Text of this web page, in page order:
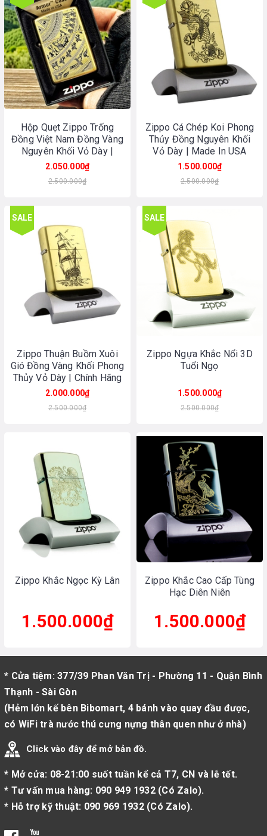
Hộp Quẹt Zippo Trống
Đồng Việt Nam Đồng Vàng
Nguyên Khối Vỏ Dày |
Made In USA
2.050.000₫
2.500.000₫
Zippo Cá Chép Koi Phong
Thủy Đồng Nguyên Khối
Vỏ Dày | Made In USA
1.500.000₫
2.500.000₫
SALE
Zippo Thuận Buồm Xuôi
Gió Đồng Vàng Khối Phong
Thủy Vỏ Dày | Chính Hãng
Made In USA
2.000.000₫
2.500.000₫
SALE
Zippo Ngựa Khắc Nổi 3D
Tuổi Ngọ
1.500.000₫
2.500.000₫
Zippo Khắc Ngọc Kỳ Lân
1.500.000₫
Zippo Khắc Cao Cấp Tùng
Hạc Diên Niên
1.500.000₫
* Cửa tiệm: 377/39 Phan Văn Trị - Phường 11 - Quận Bình
Thạnh - Sài Gòn
(Hẻm lớn kế bên Bibomart, 4 bánh vào quay đầu được,
có WiFi trà nước thú cưng nựng thân quen như ở nhà)
Click vào đây để mở bản đồ.
* Mở cửa: 08-21:00 suốt tuần kể cả T7, CN và lễ tết.
* Tư vấn mua hàng: 090 949 1932(Có Zalo).
* Hỗ trợ kỹ thuật: 090 969 1932(Có Zalo).